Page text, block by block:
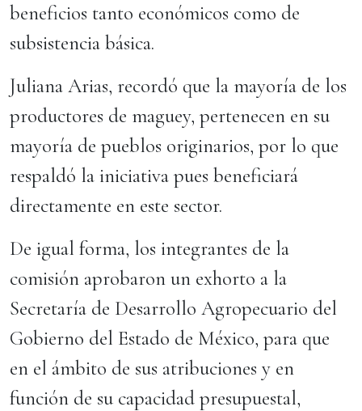
beneficios tanto económicos como de
subsistencia básica.
Juliana Arias, recordó que la mayoría de los
productores de maguey, pertenecen en su
mayoría de pueblos originarios, por lo que
respaldó la iniciativa pues beneficiará
directamente en este sector.
De igual forma, los integrantes de la
comisión aprobaron un exhorto a la
Secretaría de Desarrollo Agropecuario del
Gobierno del Estado de México, para que
en el ámbito de sus atribuciones y en
función de su capacidad presupuestal,